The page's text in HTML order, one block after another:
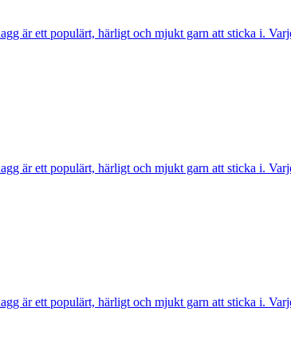
är ett populärt, härligt och mjukt garn att sticka i.
är ett populärt, härligt och mjukt garn att sticka i.
är ett populärt, härligt och mjukt garn att sticka i.